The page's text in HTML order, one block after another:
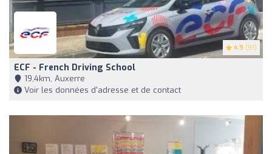
4.9 (91)
ECF - French Driving School
19,4km, Auxerre
Voir les données d'adresse et de contact